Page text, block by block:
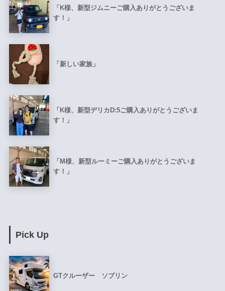
「K様、新型ジムニーご購入ありがとうございま
す！」
「新しい家族」
「K様、新型デリカD:5ご購入ありがとうございま
す！」
「M様、新型ルーミーご購入ありがとうございま
す！」
Pick Up
GTクルーザー ソブリン